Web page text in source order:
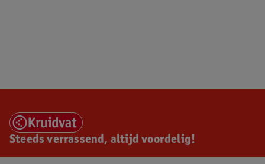
Steeds verrassend, altijd voordelig!